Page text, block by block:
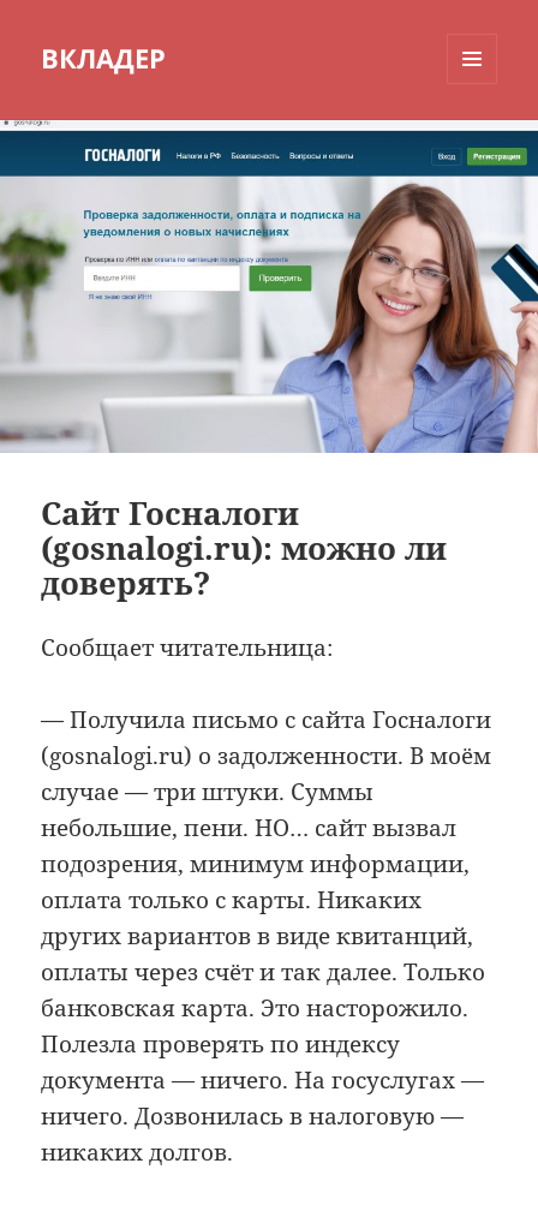
ВКЛАДЕР
ВИДЖЕТЫ
Сайт Госналоги
(gosnalogi.ru): можно ли
доверять?
Сообщает читательница:
— Получила письмо с сайта Госналоги
(gosnalogi.ru) о задолженности. В моём
случае — три штуки. Суммы
небольшие, пени. НО… сайт вызвал
подозрения, минимум информации,
оплата только с карты. Никаких
других вариантов в виде квитанций,
оплаты через счёт и так далее. Только
банковская карта. Это насторожило.
Полезла проверять по индексу
документа — ничего. На госуслугах —
ничего. Дозвонилась в налоговую —
никаких долгов.